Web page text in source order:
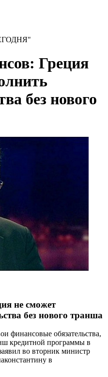
Греция
без нового
не сможет
без нового транша
финансовые обязательства,
кредитной программы в
во вторник министр
в